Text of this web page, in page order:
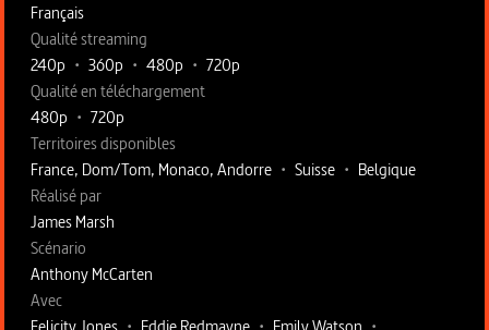
Français
Qualité streaming
240p • 360p • 480p • 720p
Qualité en téléchargement
480p • 720p
Territoires disponibles
France, Dom/Tom, Monaco, Andorre • Suisse • Belgique
Fiche technique section droite
Réalisé par
James Marsh
Scénario
Anthony McCarten
Avec